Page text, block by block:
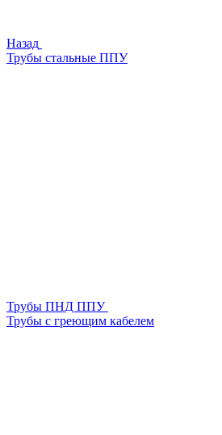
Назад
Трубы стальные ППУ
Трубы ПНД ППУ
Трубы с греющим кабелем